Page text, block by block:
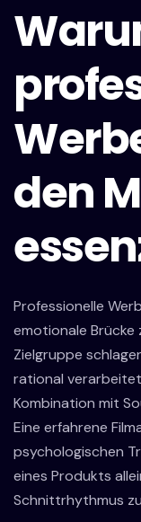
den
Professionelle
emotionale
Zielgruppe
rational
Kombination mit
Eine erfahrene
psychologischen
eines Produkts
Schnittrhythmus